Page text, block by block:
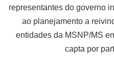
representantes do governo
ao planejamento a
entidades da MSNP/MS
capta por